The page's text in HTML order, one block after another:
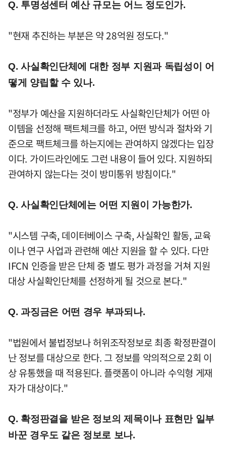
Q. 투명성센터 예산 규모는 어느 정도인가.
"현재 추진하는 부분은 약 28억원 정도다."
Q. 사실확인단체에 대한 정부 지원과 독립성이 어
떻게 양립할 수 있나.
"정부가 예산을 지원하더라도 사실확인단체가 어떤 아
이템을 선정해 팩트체크를 하고, 어떤 방식과 절차와 기
준으로 팩트체크를 하는지에는 관여하지 않겠다는 입장
이다. 가이드라인에도 그런 내용이 들어 있다. 지원하되
관여하지 않는다는 것이 방미통위 방침이다."
Q. 사실확인단체에는 어떤 지원이 가능한가.
"시스템 구축, 데이터베이스 구축, 사실확인 활동, 교육
이나 연구 사업과 관련해 예산 지원을 할 수 있다. 다만
IFCN 인증을 받은 단체 중 별도 평가 과정을 거쳐 지원
대상 사실확인단체를 선정하게 될 것으로 본다."
Q. 과징금은 어떤 경우 부과되나.
"법원에서 불법정보나 허위조작정보로 최종 확정판결이
난 정보를 대상으로 한다. 그 정보를 악의적으로 2회 이
상 유통했을 때 적용된다. 플랫폼이 아니라 수익형 게재
자가 대상이다."
Q. 확정판결을 받은 정보의 제목이나 표현만 일부
바꾼 경우도 같은 정보로 보나.